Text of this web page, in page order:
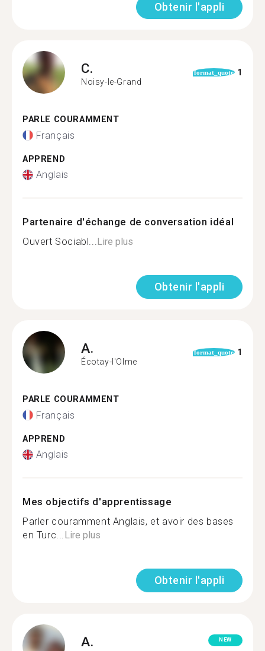
Obtenir l'appli
C.
Noisy-le-Grand
format_quote 1
PARLE COURAMMENT
Français
APPREND
Anglais
Partenaire d'échange de conversation idéal
Ouvert Sociabl...Lire plus
Obtenir l'appli
A.
Écotay-l'Olme
format_quote 1
PARLE COURAMMENT
Français
APPREND
Anglais
Mes objectifs d'apprentissage
Parler couramment Anglais, et avoir des bases
en Turc...Lire plus
Obtenir l'appli
A. NEW